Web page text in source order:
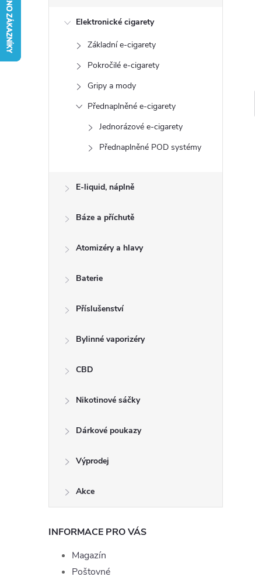
Elektronické cigarety
Základní e-cigarety
Pokročilé e-cigarety
Gripy a mody
Přednaplněné e-cigarety
Jednorázové e-cigarety
Přednaplněné POD systémy
E-liquid, náplně
Báze a příchutě
Atomizéry a hlavy
Baterie
Příslušenství
Bylinné vaporizéry
CBD
Nikotinové sáčky
Dárkové poukazy
Výprodej
Akce
INFORMACE PRO VÁS
Magazín
Poštovné